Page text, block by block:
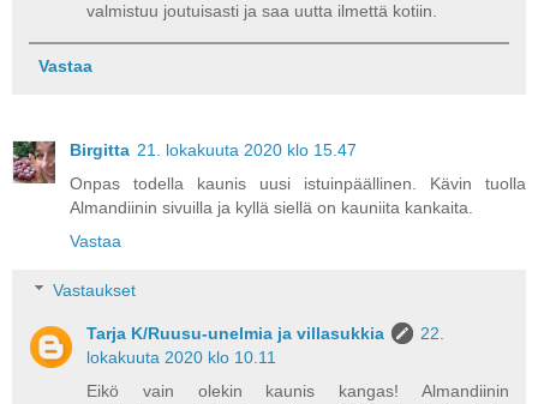
valmistuu joutuisasti ja saa uutta ilmettä kotiin.
Vastaa
Birgitta 21. lokakuuta 2020 klo 15.47
Onpas todella kaunis uusi istuinpäällinen. Kävin tuolla
Almandiinin sivuilla ja kyllä siellä on kauniita kankaita.
Vastaa
Vastaukset
Tarja K/Ruusu-unelmia ja villasukkia
22.
lokakuuta 2020 klo 10.11
Eikö vain olekin kaunis kangas! Almandiinin